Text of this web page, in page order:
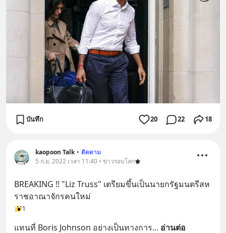
บันทึก 20 22 18
kaopoon Talk • ติดตาม
5 ก.ย. 2022 เวลา 11:40 • ข่าวรอบโลก
BREAKING !! "Liz Truss" เตรียมขึ้นเป็นนายกรัฐมนตรีสห
ราชอาณาจักรคนใหม่
1
แทนที่ Boris Johnson อย่างเป็นทางการ... อ่านต่อ